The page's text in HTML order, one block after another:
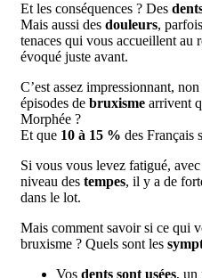
Et les conséquences ? Des
Mais aussi des douleurs,
tenaces qui vous accueillent au
évoqué juste avant.
C’est assez impressionnant,
épisodes de bruxisme arrivent
Morphée ?
Et que 10 à 15 % des Français
Si vous vous levez fatigué,
niveau des tempes, il y a de
dans le lot.
Mais comment savoir si ce qui
bruxisme ? Quels sont les
Vos dents sont usées, un